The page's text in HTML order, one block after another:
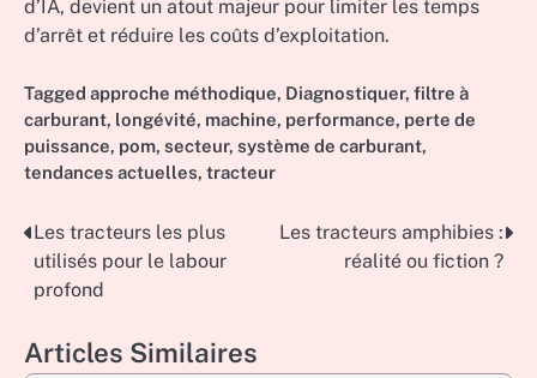
d’IA, devient un atout majeur pour limiter les temps
d’arrêt et réduire les coûts d’exploitation.
Tagged approche méthodique, Diagnostiquer, filtre à
carburant, longévité, machine, performance, perte de
puissance, pom, secteur, système de carburant,
tendances actuelles, tracteur
Post
navigation
Les tracteurs les plus
utilisés pour le labour
profond
Les tracteurs amphibies :
réalité ou fiction ?
Articles Similaires